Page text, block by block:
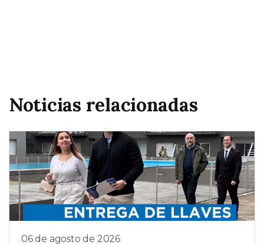
Noticias relacionadas
06 de agosto de 2026